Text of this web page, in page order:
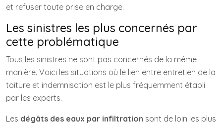
et refuser toute prise en charge.
Les sinistres les plus concernés par
cette problématique
Tous les sinistres ne sont pas concernés de la même
manière. Voici les situations où le lien entre entretien de la
toiture et indemnisation est le plus fréquemment établi
par les experts.
Les dégâts des eaux par infiltration sont de loin les plus